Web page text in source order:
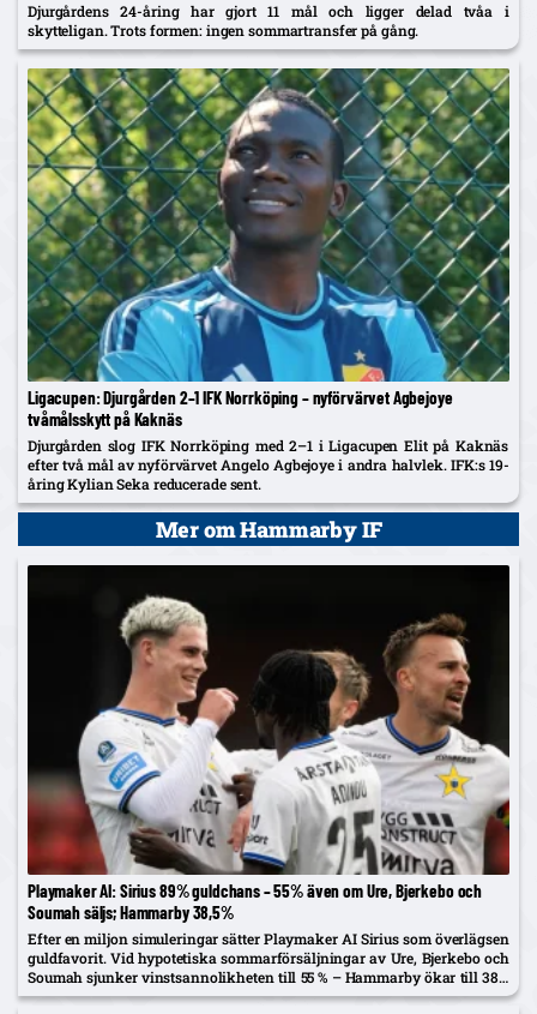
Djurgårdens 24-åring har gjort 11 mål och ligger delad tvåa i
skytteligan. Trots formen: ingen sommartransfer på gång.
Ligacupen: Djurgården 2–1 IFK Norrköping – nyförvärvet Agbejoye
tvåmålsskytt på Kaknäs
Djurgården slog IFK Norrköping med 2–1 i Ligacupen Elit på Kaknäs
efter två mål av nyförvärvet Angelo Agbejoye i andra halvlek. IFK:s 19-
åring Kylian Seka reducerade sent.
Mer om Hammarby IF
Playmaker AI: Sirius 89% guldchans – 55% även om Ure, Bjerkebo och
Soumah säljs; Hammarby 38,5%
Efter en miljon simuleringar sätter Playmaker AI Sirius som överlägsen
guldfavorit. Vid hypotetiska sommarförsäljningar av Ure, Bjerkebo och
Soumah sjunker vinstsannolikheten till 55 % – Hammarby ökar till 38,5
%.